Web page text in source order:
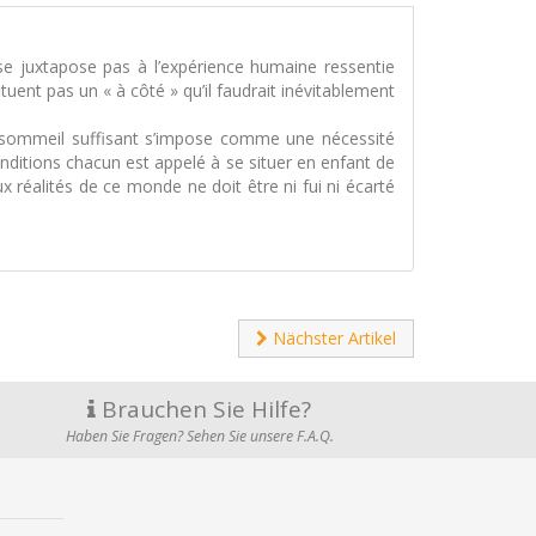
juxtapose pas à l’expérience humaine ressentie
pas un « à côté » qu’il faudrait inévitablement
suffisant s’impose comme une nécessité
chacun est appelé à se situer en enfant de
réalités de ce monde ne doit être ni fui ni écarté
Nächster Artikel
Brauchen Sie Hilfe?
Haben Sie Fragen? Sehen Sie unsere F.A.Q.